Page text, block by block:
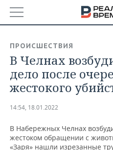
БАШКОРТОСТАН
ТАТАРСТАН
НОВОСТИ
АНАЛИТИКА
ДЕКЛАРАЦИИ О ДОХОДАХ
КОРОЛИ ГОСЗАКАЗА ПФО
НОВОСТИ ЭКОНОМИКИ
ФИНАНСЫ
ПРОМЫШЛЕННОСТЬ
НОВОСТИ
НЕДВИЖИМОСТЬ
ПРОИСШЕСТВИЯ
В Челнах
дело после
жестокого
14:54, 18.01.2022
В Набережных Челнах
жестоком обращении с
«Заря» нашли изрезанные